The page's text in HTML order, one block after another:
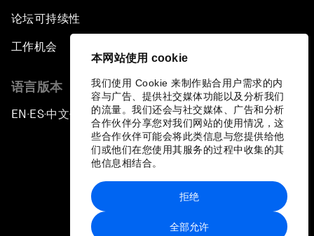
本网站使用 cookie
我们使用 Cookie 来制作贴合用户需求的内
容与广告、提供社交媒体功能以及分析我们
的流量。我们还会与社交媒体、广告和分析
合作伙伴分享您对我们网站的使用情况，这
些合作伙伴可能会将此类信息与您提供给他
们或他们在您使用其服务的过程中收集的其
他信息相结合。
全部允许
拒绝
论坛可持续性
工作机会
语言版本
EN ▪ ES▪中文▪ 日本語